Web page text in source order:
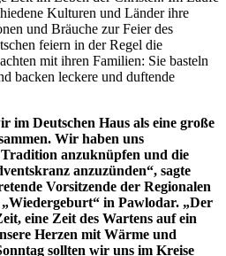
Kulturen und Länder ihre
und Bräuche zur Feier des
feiern in der Regel die
mit ihren Familien: Sie basteln
backen leckere und duftende
im Deutschen Haus als eine große
Wir haben uns
anzuknüpfen und die
anzuzünden“, sagte
Vorsitzende der Regionalen
„Wiedergeburt“ in Pawlodar. „Der
eine Zeit des Wartens auf ein
Herzen mit Wärme und
sollten wir uns im Kreise